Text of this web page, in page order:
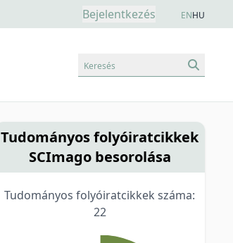
Bejelentkezés ENHU
Keresés
Tudományos folyóiratcikkek
SCImago besorolása
Tudományos folyóiratcikkek száma:
22